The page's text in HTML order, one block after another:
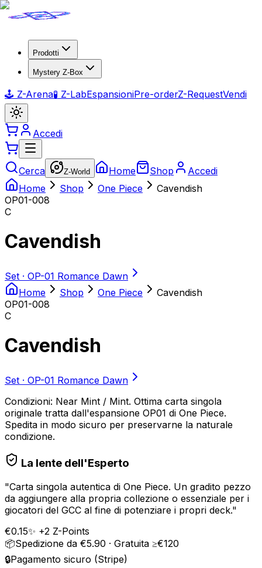
Prodotti
Mystery Z-Box
🕹️ Z-Arena🧪 Z-LabEspansioniPre-orderZ-RequestVendi
Accedi
Cerca Z-World Home Shop
Accedi
Home
Shop One Piece
Cavendish
OP01-008
C
Cavendish
Set · OP-01 Romance Dawn
Home
Shop One Piece
Cavendish
OP01-008
C
Cavendish
Set · OP-01 Romance Dawn
Condizioni: Near Mint / Mint. Ottima carta singola
originale tratta dall'espansione OP01 di One Piece.
Spedita in modo sicuro per preservarne la naturale
condizione.
La lente dell'Esperto
"Carta singola autentica di One Piece. Un gradito pezzo
da aggiungere alla propria collezione o essenziale per i
giocatori del GCC al fine di potenziare i propri deck."
€0.15✨ +2 Z-Points
📦Spedizione da €5.90 · Gratuita ≥€120
🔒Pagamento sicuro (Stripe)